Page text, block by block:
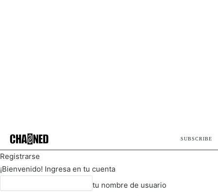
SUBSCRIBE
Registrarse
¡Bienvenido! Ingresa en tu cuenta
tu nombre de usuario